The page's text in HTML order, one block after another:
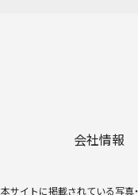
会社情報
本サイトに掲載されている写真